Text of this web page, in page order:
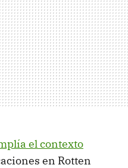
el contexto
en Rotten